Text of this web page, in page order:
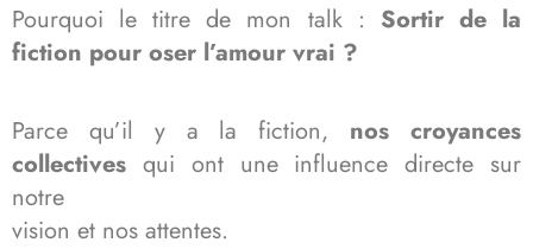
Pourquoi le titre de mon talk : Sortir de la
fiction pour oser l’amour vrai ?
Parce qu’il y a la fiction, nos croyances
collectives qui ont une influence directe sur
notre
vision et nos attentes.